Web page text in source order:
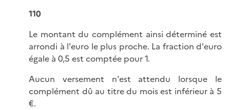
110
Le montant du complément ainsi déterminé est
arrondi à l'euro le plus proche. La fraction d'euro
égale à 0,5 est comptée pour 1.
Aucun versement n'est attendu lorsque le
complément dû au titre du mois est inférieur à 5
€.